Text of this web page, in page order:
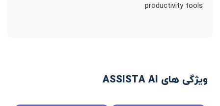
productivity tools
ویژگی های ASSISTA AI